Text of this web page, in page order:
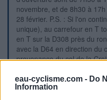
eau-cyclisme.com - Do
Information
novembre, et de 8h30 à
28 février. P.S. : Si l'on
unique), au carrefour en T
en T sur la D308 près du
avec la D64 en direction du
provenance du col de la
venant de Sévelinges puis
suite de la D64E (qui